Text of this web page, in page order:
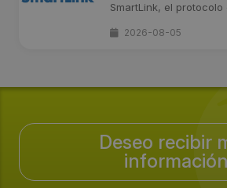
SmartLink, el
2026-08-05
Deseo recibir
información